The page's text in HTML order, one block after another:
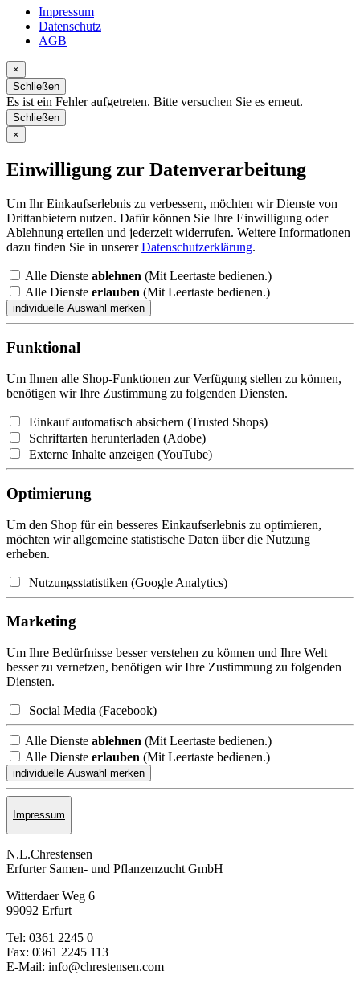
Impressum
Datenschutz
AGB
×
Schließen
Es ist ein Fehler aufgetreten. Bitte versuchen Sie es erneut.
Schließen
×
Einwilligung zur Datenverarbeitung
Um Ihr Einkaufserlebnis zu verbessern, möchten wir Dienste von
Drittanbietern nutzen. Dafür können Sie Ihre Einwilligung oder
Ablehnung erteilen und jederzeit widerrufen. Weitere Informationen
dazu finden Sie in unsererDatenschutzerklärung.
Alle Dienste ablehnen (Mit Leertaste bedienen.)
Alle Dienste erlauben (Mit Leertaste bedienen.)
Funktional
Um Ihnen alle Shop-Funktionen zur Verfügung stellen zu können,
benötigen wir Ihre Zustimmung zu folgenden Diensten.
Einkauf automatisch absichern (Trusted Shops)
Schriftarten herunterladen (Adobe)
Externe Inhalte anzeigen (YouTube)
Optimierung
Um den Shop für ein besseres Einkaufserlebnis zu optimieren,
möchten wir allgemeine statistische Daten über die Nutzung
erheben.
Nutzungsstatistiken (Google Analytics)
Marketing
Um Ihre Bedürfnisse besser verstehen zu können und Ihre Welt
besser zu vernetzen, benötigen wir Ihre Zustimmung zu folgenden
Diensten.
Social Media (Facebook)
Alle Dienste ablehnen (Mit Leertaste bedienen.)
Alle Dienste erlauben (Mit Leertaste bedienen.)
Impressum
N.L.Chrestensen
Erfurter Samen- und Pflanzen­zucht GmbH
Witterdaer Weg 6
99092 Erfurt
Tel: 0361 2245 0
Fax: 0361 2245 113
E-Mail: info@chrestensen.com